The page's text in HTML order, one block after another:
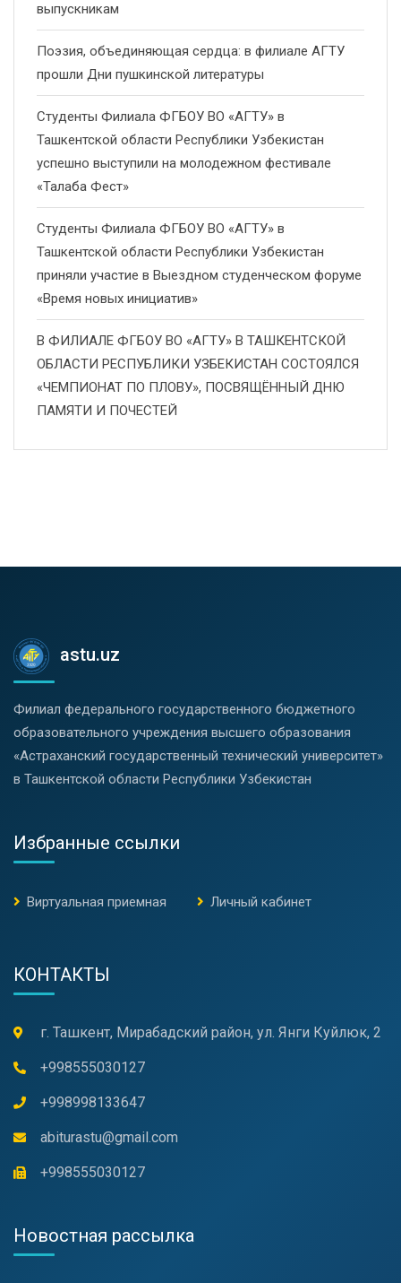
выпускникам
Поэзия, объединяющая сердца: в филиале АГТУ
прошли Дни пушкинской литературы
Студенты Филиала ФГБОУ ВО «АГТУ» в
Ташкентской области Республики Узбекистан
успешно выступили на молодежном фестивале
«Талаба Фест»
Студенты Филиала ФГБОУ ВО «АГТУ» в
Ташкентской области Республики Узбекистан
приняли участие в Выездном студенческом форуме
«Время новых инициатив»
В ФИЛИАЛЕ ФГБОУ ВО «АГТУ» В ТАШКЕНТСКОЙ
ОБЛАСТИ РЕСПУБЛИКИ УЗБЕКИСТАН СОСТОЯЛСЯ
«ЧЕМПИОНАТ ПО ПЛОВУ», ПОСВЯЩЁННЫЙ ДНЮ
ПАМЯТИ И ПОЧЕСТЕЙ
astu.uz
Филиал федерального государственного бюджетного
образовательного учреждения высшего образования
«Астраханский государственный технический университет»
в Ташкентской области Республики Узбекистан
Избранные ссылки
Виртуальная приемная Личный кабинет
КОНТАКТЫ
г. Ташкент, Мирабадский район, ул. Янги Куйлюк, 2
+998555030127
+998998133647
abiturastu@gmail.com
+998555030127
Новостная рассылка